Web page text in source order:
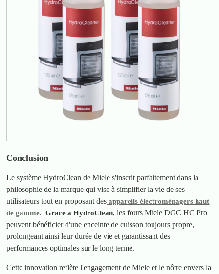
Conclusion
Le système HydroClean de Miele s'inscrit parfaitement dans la
philosophie de la marque qui vise à simplifier la vie de ses
utilisateurs tout en proposant des appareils électroménagers haut
de gamme.Grâce à HydroClean, les fours Miele DGC HC Pro
peuvent bénéficier d'une enceinte de cuisson toujours propre,
prolongeant ainsi leur durée de vie et garantissant des
performances optimales sur le long terme.
Cette innovation reflète l'engagement de Miele et le nôtre envers la